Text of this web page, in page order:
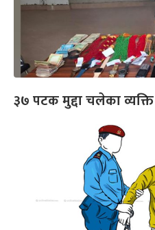
३७ पटक मुद्दा चलेका